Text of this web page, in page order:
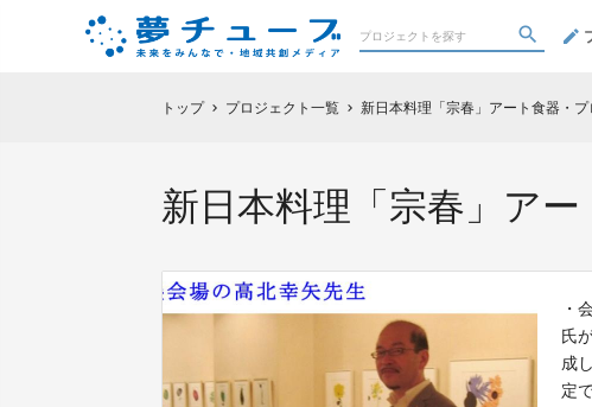
トップ chevron_right プロジェクト一覧 chevron_right 新日本料理「宗春」アート食器・プ
新日本料理「宗春」ア
・
氏
成
定